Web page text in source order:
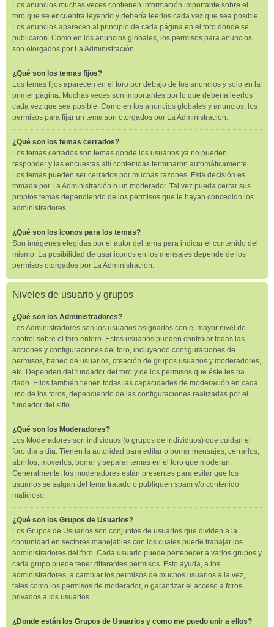
Los anuncios muchas veces contienen información importante sobre el
foro que se encuentra leyendo y debería leerlos cada vez que sea posible.
Los anuncios aparecen al principio de cada página en el foro donde se
publicaron. Como en los anuncios globales, los permisos para anuncios
son otorgados por La Administración.
¿Qué son los temas fijos?
Los temas fijos aparecen en el foro por debajo de los anuncios y solo en la
primer página. Muchas veces son importantes por lo que debería leerlos
cada vez que sea posible. Como en los anuncios globales y anuncios, los
permisos para fijar un tema son otorgados por La Administración.
¿Qué son los temas cerrados?
Los temas cerrados son temas donde los usuarios ya no pueden
responder y las encuestas allí contenidas terminaron automáticamente.
Los temas pueden ser cerrados por muchas razones. Esta decisión es
tomada por La Administración o un moderador. Tal vez pueda cerrar sus
propios temas dependiendo de los permisos que le hayan concedido los
administradores.
¿Qué son los iconos para los temas?
Son imágenes elegidas por el autor del tema para indicar el contenido del
mismo. La posibilidad de usar iconos en los mensajes depende de los
permisos otorgados por La Administración.
Niveles de usuario y grupos
¿Qué son los Administradores?
Los Administradores son los usuarios asignados con el mayor nivel de
control sobre el foro entero. Estos usuarios pueden controlar todas las
acciones y configuraciones del foro, incluyendo configuraciones de
permisos, baneo de usuarios, creación de grupos usuarios y moderadores,
etc. Dependen del fundador del foro y de los permisos que éste les ha
dado. Ellos también tienen todas las capacidades de moderación en cada
uno de los foros, dependiendo de las configuraciones realizadas por el
fundador del sitio.
¿Qué son los Moderadores?
Los Moderadores son individuos (o grupos de individuos) que cuidan el
foro día a día. Tienen la autoridad para editar o borrar mensajes, cerrarlos,
abrirlos, moverlos, borrar y separar temas en el foro que moderan.
Generalmente, los moderadores están presentes para evitar que los
usuarios se salgan del tema tratado o publiquen spam y/o contenido
malicioso.
¿Qué son los Grupos de Usuarios?
Los Grupos de Usuarios son conjuntos de usuarios que dividen a la
comunidad en sectores manejables con los cuales puede trabajar los
administradores del foro. Cada usuario puede pertenecer a varios grupos y
cada grupo puede tener diferentes permisos. Esto ayuda, a los
administradores, a cambiar los permisos de muchos usuarios a la vez,
tales como los permisos de moderador, o garantizar el acceso a foros
privados a los usuarios.
¿Donde están los Grupos de Usuarios y como me puedo unir a ellos?